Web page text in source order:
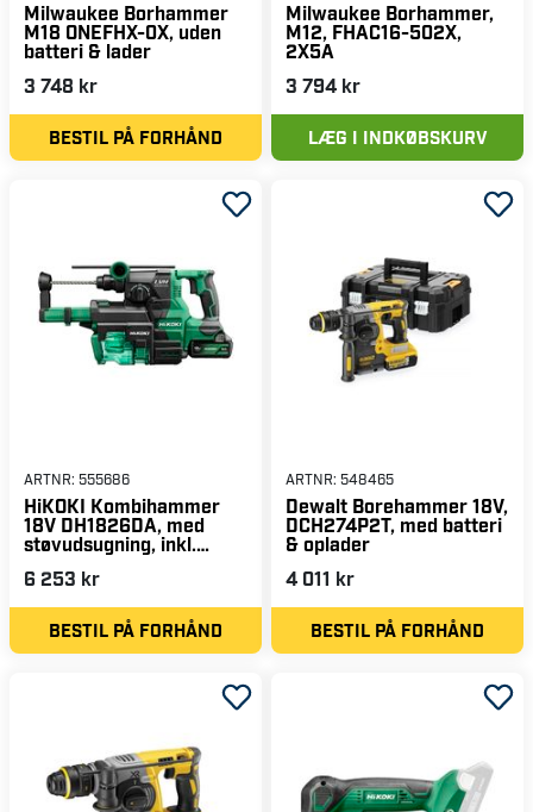
Milwaukee Borhammer
M18 ONEFHX-0X, uden
batteri & lader
3 748 kr
BESTIL PÅ FORHÅND
Milwaukee Borhammer,
M12, FHAC16-502X,
2X5A
3 794 kr
LÆG I INDKØBSKURV
ARTNR: 555686
HiKOKI Kombihammer
18V DH1826DA, med
støvudsugning, inkl.
batteri & oplader
6 253 kr
BESTIL PÅ FORHÅND
ARTNR: 548465
Dewalt Borehammer 18V,
DCH274P2T, med batteri
& oplader
4 011 kr
BESTIL PÅ FORHÅND